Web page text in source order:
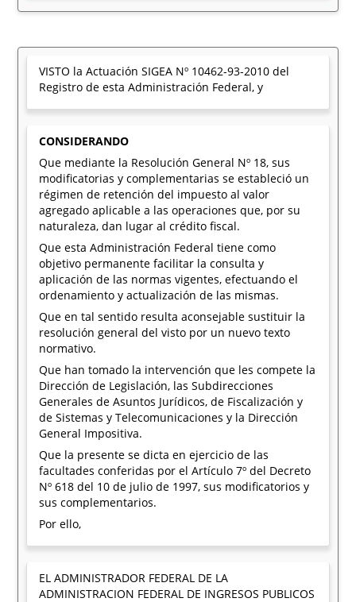
VISTO la Actuación SIGEA Nº 10462-93-2010 del
Registro de esta Administración Federal, y
CONSIDERANDO
Que mediante la Resolución General Nº 18, sus
modificatorias y complementarias se estableció un
régimen de retención del impuesto al valor
agregado aplicable a las operaciones que, por su
naturaleza, dan lugar al crédito fiscal.
Que esta Administración Federal tiene como
objetivo permanente facilitar la consulta y
aplicación de las normas vigentes, efectuando el
ordenamiento y actualización de las mismas.
Que en tal sentido resulta aconsejable sustituir la
resolución general del visto por un nuevo texto
normativo.
Que han tomado la intervención que les compete la
Dirección de Legislación, las Subdirecciones
Generales de Asuntos Jurídicos, de Fiscalización y
de Sistemas y Telecomunicaciones y la Dirección
General Impositiva.
Que la presente se dicta en ejercicio de las
facultades conferidas por el Artículo 7º del Decreto
Nº 618 del 10 de julio de 1997, sus modificatorios y
sus complementarios.
Por ello,
EL ADMINISTRADOR FEDERAL DE LA
ADMINISTRACION FEDERAL DE INGRESOS PUBLICOS